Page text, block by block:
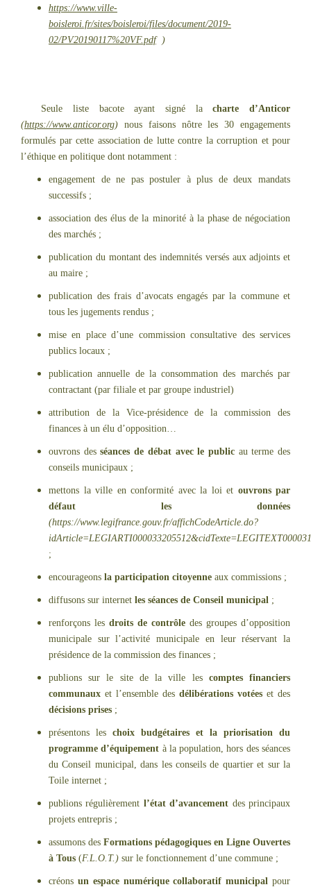
https://www.ville-
boisleroi.fr/sites/boisleroi/files/document/2019-
02/PV20190117%20VF.pdf)
Seule liste bacote ayant signé lacharte d’Anticor
(https://www.anticor.org) nous faisons nôtre les 30 engagements
formulés par cette association de lutte contre la corruption et pour
l’éthique en politique dont notamment :
engagement de ne pas postuler à plus de deux mandats
successifs ;
association des élus de la minorité à la phase de négociation
des marchés ;
publication du montant des indemnités versés aux adjoints et
au maire ;
publication des frais d’avocats engagés par la commune et
tous les jugements rendus ;
mise en place d’une commission consultative des services
publics locaux ;
publication annuelle de la consommation des marchés par
contractant (par filiale et par groupe industriel)
attribution de la Vice-présidence de la commission des
finances à un élu d’opposition…
ouvrons desséances de débat avec le publicau terme des
conseils municipaux ;
mettons la ville en conformité avec la loi et ouvrons par
défaut les données
(https://www.legifrance.gouv.fr/affichCodeArticle.do?
;
encourageons la participation citoyenne aux commissions ;
diffusons sur internet les séances de Conseil municipal ;
renforçons les droits de contrôle des groupes d’opposition
municipale sur l’activité municipale en leur réservant la
présidence de la commission des finances ;
publions sur le site de la ville les comptes financiers
communaux et l’ensemble des délibérations votées et des
décisions prises ;
présentons les choix budgétaires et la priorisation du
programme d’équipement à la population, hors des séances
du Conseil municipal, dans les conseils de quartier et sur la
Toile internet ;
publions régulièrement l’état d’avancement des principaux
projets entrepris ;
assumons des Formations pédagogiques en Ligne Ouvertes
à Tous (F.L.O.T.) sur le fonctionnement d’une commune ;
créons un espace numérique collaboratif municipal pour